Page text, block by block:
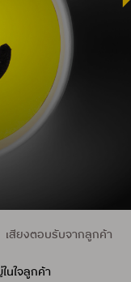
เสียงตอบรับจากลูกค้า
นใจลูกค้า